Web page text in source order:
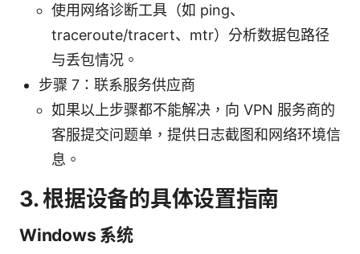
使用网络诊断工具（如 ping、
traceroute/tracert、mtr）分析数据包路径
与丢包情况。
步骤 7：联系服务供应商
如果以上步骤都不能解决，向 VPN 服务商的
客服提交问题单，提供日志截图和网络环境信
息。
3. 根据设备的具体设置指南
Windows 系统